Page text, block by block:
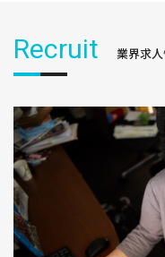
Recruit 業界求